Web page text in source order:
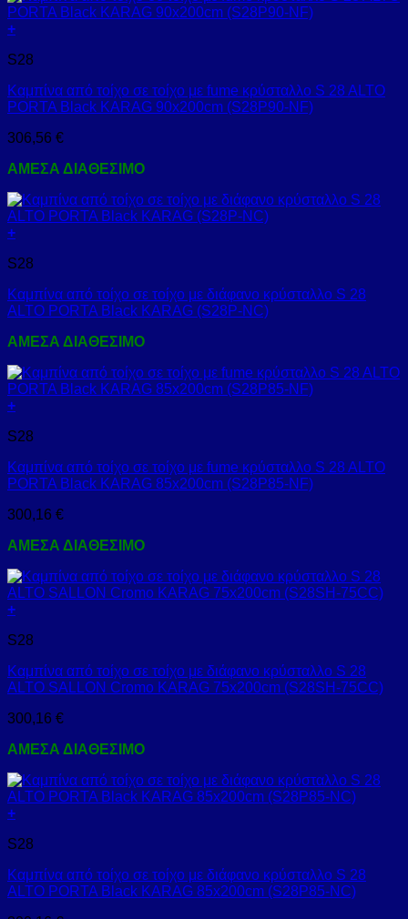
+
S28
Καμπίνα από τοίχο σε τοίχο με fume κρύσταλλο S 28 ALTO
PORTA Black KARAG 90x200cm (S28P90-NF)
306,56 €
ΑΜΕΣΑ ΔΙΑΘΕΣΙΜΟ
+
S28
Καμπίνα από τοίχο σε τοίχο με διάφανο κρύσταλλο S 28
ALTO PORTA Black KARAG (S28P-NC)
ΑΜΕΣΑ ΔΙΑΘΕΣΙΜΟ
+
S28
Καμπίνα από τοίχο σε τοίχο με fume κρύσταλλο S 28 ALTO
PORTA Black KARAG 85x200cm (S28P85-NF)
300,16 €
ΑΜΕΣΑ ΔΙΑΘΕΣΙΜΟ
+
S28
Καμπίνα από τοίχο σε τοίχο με διάφανο κρύσταλλο S 28
ALTO SALLON Cromo KARAG 75x200cm (S28SH-75CC)
300,16 €
ΑΜΕΣΑ ΔΙΑΘΕΣΙΜΟ
+
S28
Καμπίνα από τοίχο σε τοίχο με διάφανο κρύσταλλο S 28
ALTO PORTA Black KARAG 85x200cm (S28P85-NC)